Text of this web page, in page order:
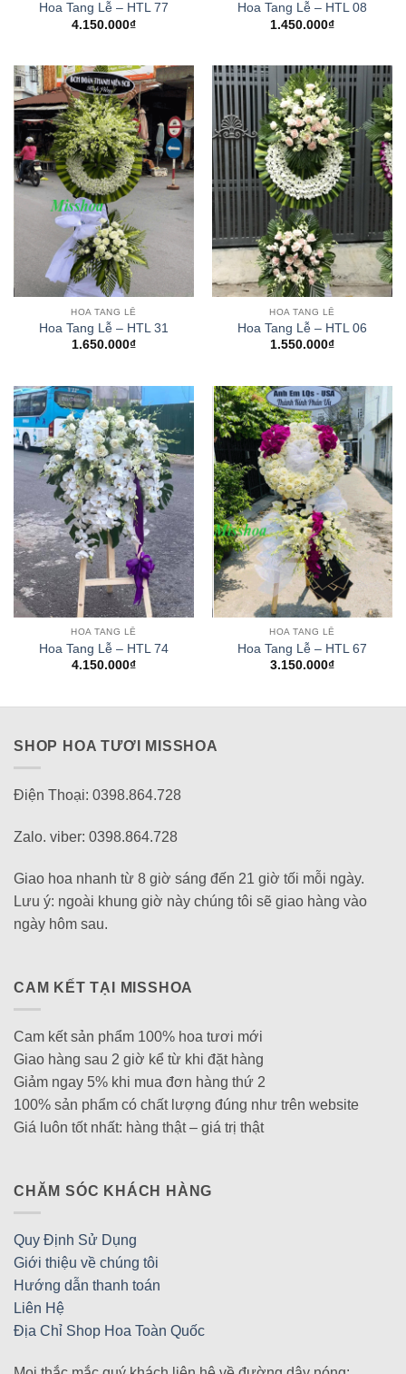
Hoa Tang Lễ – HTL 77
4.150.000₫
Hoa Tang Lễ – HTL 08
1.450.000₫
HOA TANG LỄ
Hoa Tang Lễ – HTL 31
1.650.000₫
HOA TANG LỄ
Hoa Tang Lễ – HTL 06
1.550.000₫
HOA TANG LỄ
Hoa Tang Lễ – HTL 74
4.150.000₫
HOA TANG LỄ
Hoa Tang Lễ – HTL 67
3.150.000₫
SHOP HOA TƯƠI MISSHOA
Điện Thoại: 0398.864.728
Zalo. viber: 0398.864.728
Giao hoa nhanh từ 8 giờ sáng đến 21 giờ tối mỗi ngày.
Lưu ý: ngoài khung giờ này chúng tôi sẽ giao hàng vào
ngày hôm sau.
CAM KẾT TẠI MISSHOA
Cam kết sản phẩm 100% hoa tươi mới
Giao hàng sau 2 giờ kể từ khi đặt hàng
Giảm ngay 5% khi mua đơn hàng thứ 2
100% sản phẩm có chất lượng đúng như trên website
Giá luôn tốt nhất: hàng thật – giá trị thật
CHĂM SÓC KHÁCH HÀNG
Quy Định Sử Dụng
Giới thiệu về chúng tôi
Hướng dẫn thanh toán
Liên Hệ
Địa Chỉ Shop Hoa Toàn Quốc